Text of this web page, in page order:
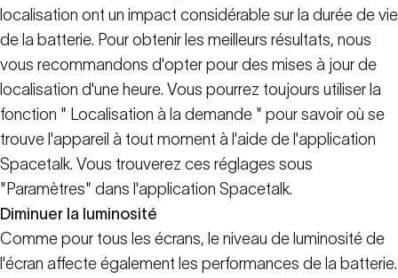
localisation ont un impact considérable sur la durée de vie
de la batterie. Pour obtenir les meilleurs résultats, nous
vous recommandons d'opter pour des mises à jour de
localisation d'une heure. Vous pourrez toujours utiliser la
fonction " Localisation à la demande " pour savoir où se
trouve l'appareil à tout moment à l'aide de l'application
Spacetalk. Vous trouverez ces réglages sous
"Paramètres" dans l'application Spacetalk.
Diminuer la luminosité
Comme pour tous les écrans, le niveau de luminosité de
l'écran affecte également les performances de la batterie.